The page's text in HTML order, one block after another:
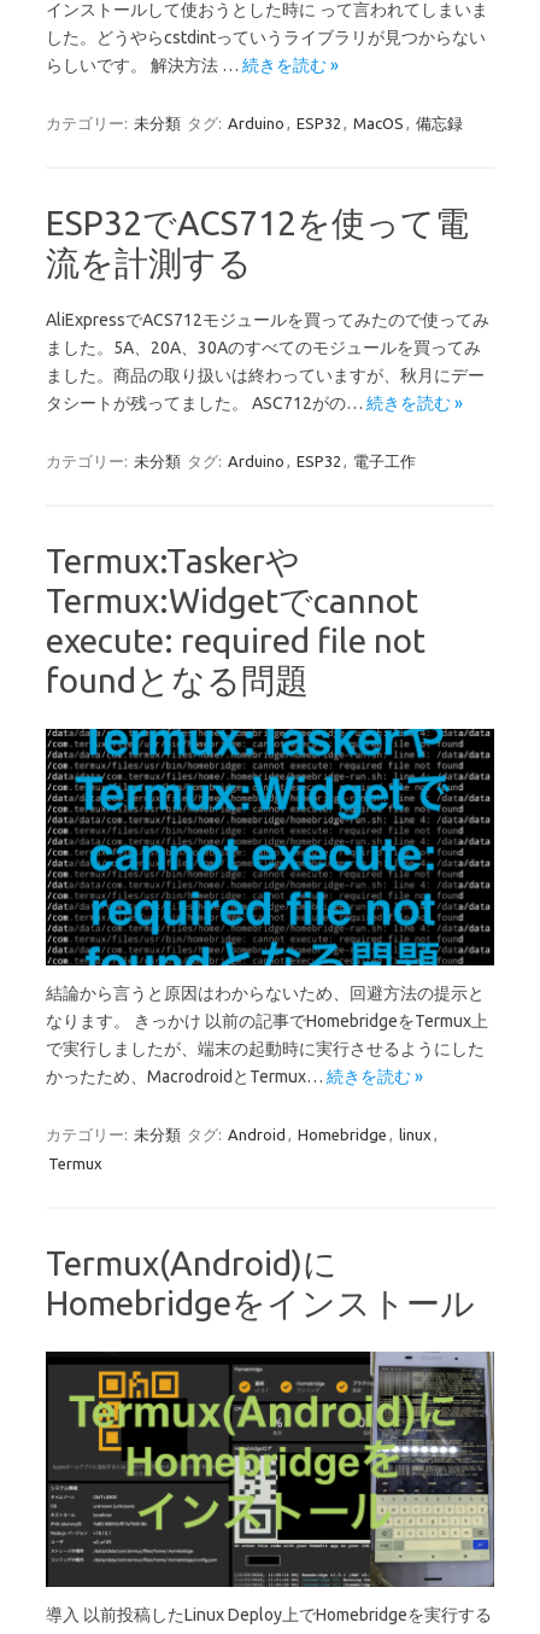
インストールして使おうとした時に って言われてしまいま
した。どうやらcstdintっていうライブラリが見つからない
らしいです。 解決方法 … 続きを読む »
カテゴリー: 未分類 タグ: Arduino ESP32 MacOS 備忘録
ESP32でACS712を使って電
流を計測する
AliExpressでACS712モジュールを買ってみたので使ってみ
ました。5A、20A、30Aのすべてのモジュールを買ってみ
ました。商品の取り扱いは終わっていますが、秋月にデー
タシートが残ってました。 ASC712がの… 続きを読む »
カテゴリー: 未分類 タグ: Arduino ESP32 電子工作
Termux:Taskerや
Termux:Widgetでcannot
execute: required file not
foundとなる問題
結論から言うと原因はわからないため、回避方法の提示と
なります。 きっかけ 以前の記事でHomebridgeをTermux上
で実行しましたが、端末の起動時に実行させるようにした
かったため、MacrodroidとTermux… 続きを読む »
カテゴリー: 未分類 タグ: Android Homebridge linux
Termux
Termux(Android)に
Homebridgeをインストール
導入 以前投稿したLinux Deploy上でHomebridgeを実行する